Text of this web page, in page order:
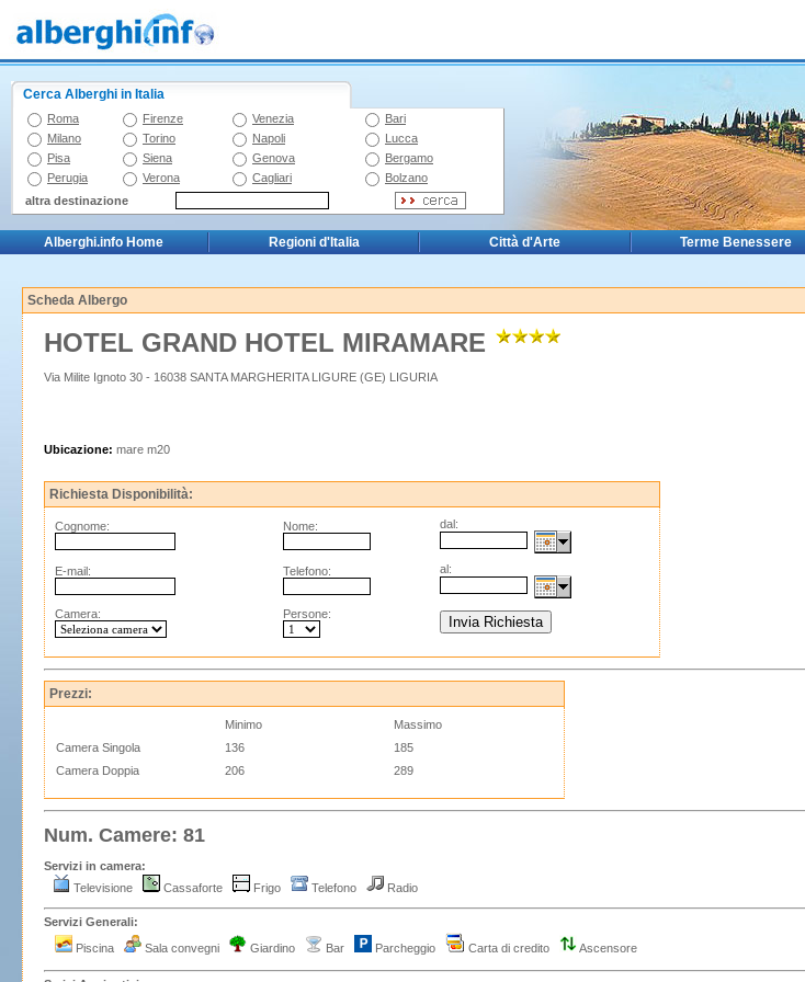
Cerca Alberghi in Italia
Roma Firenze Venezia
Bari
Milano
Torino Napoli
Lucca
Pisa
Siena Genova
Bergamo
Perugia
Verona Cagliari
Bolzano
altra destinazione
Alberghi.info Home Regioni d'Italia Città d'Arte Terme Benessere
Scheda Albergo
HOTEL GRAND HOTEL MIRAMARE
Via Milite Ignoto 30 - 16038 SANTA MARGHERITA LIGURE (GE) LIGURIA
Ubicazione: mare m20
Richiesta Disponibilità:
Cognome: Nome: dal:
E-mail: Telefono: al:
Camera: Persone:
Prezzi:
Minimo
Massimo
Camera Singola
136
185
Camera Doppia
206 289
Num. Camere: 81
Servizi in camera:
Televisione
Cassaforte Frigo Telefono Radio
Servizi Generali:
Piscina
Sala convegni Giardino Bar Parcheggio Carta di credito Ascensore